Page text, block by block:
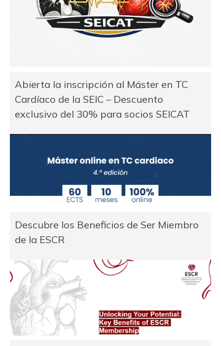
Abierta la inscripción al Máster en TC
Cardíaco de la SEIC – Descuento
exclusivo del 30% para socios SEICAT
Descubre los Beneficios de Ser Miembro
de la ESCR